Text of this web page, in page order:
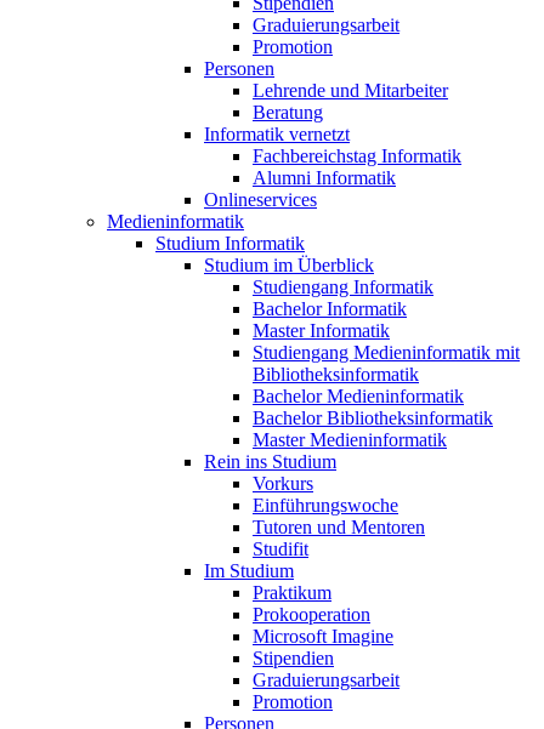
Graduierungsarbeit
Promotion
Personen
Lehrende und Mitarbeiter
Beratung
Informatik vernetzt
Fachbereichstag Informatik
Alumni Informatik
Onlineservices
Medieninformatik
Studium Informatik
Studium im Überblick
Studiengang Informatik
Bachelor Informatik
Master Informatik
Studiengang Medieninformatik mit
Bibliotheksinformatik
Bachelor Medieninformatik
Bachelor Bibliotheksinformatik
Master Medieninformatik
Rein ins Studium
Vorkurs
Einführungswoche
Tutoren und Mentoren
Studifit
Im Studium
Praktikum
Prokooperation
Microsoft Imagine
Stipendien
Graduierungsarbeit
Promotion
Personen